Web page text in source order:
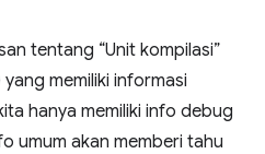
tentang “Unit kompilasi”
memiliki informasi
hanya memiliki info debug
umum akan memberi tahu